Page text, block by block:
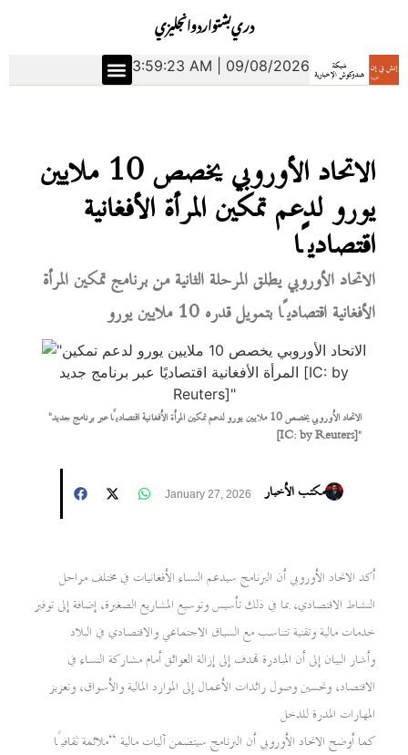
انجليزياردوبشتودري
3:59:23 AM | 09/08/2026
الاتحاد الأوروبي يخصص 10 ملايين
يورو لدعم تمكين المرأة الأفغانية
اقتصاديًا
الاتحاد الأوروبي يطلق المرحلة الثانية من برنامج تمكين المرأة
الأفغانية اقتصاديًا بتمويل قدره 10 ملايين يورو
"الاتحاد الأوروبي يخصص 10 ملايين يورو لدعم تمكين المرأة الأفغانية اقتصاديًا عبر برنامج جديد
[IC: by Reuters]"
مكتب الأخبار January 27, 2026
أكد الاتحاد الأوروبي أن البرنامج سيدعم النساء الأفغانيات في مختلف مراحل
النشاط الاقتصادي، بما في ذلك تأسيس وتوسيع المشاريع الصغيرة، إضافة إلى توفير
خدمات مالية وتقنية تتناسب مع السياق الاجتماعي والاقتصادي في البلاد
وأشار البيان إلى أن المبادرة تهدف إلى إزالة العوائق أمام مشاركة النساء في
الاقتصاد، وتحسين وصول رائدات الأعمال إلى الموارد المالية والأسواق، وتعزيز
المهارات المدرة للدخل
كما أوضح الاتحاد الأوروبي أن البرنامج سيتضمن آليات مالية “ملائمة ثقافيًا